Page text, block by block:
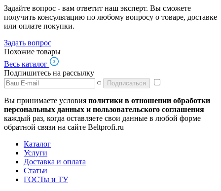
Задайте вопрос - вам ответит наш эксперт. Вы сможете
получить консультацию по любому вопросу о товаре, доставке
или оплате покупки.
Задать вопрос
Похожие товары
Весь каталог
Подпишитесь на рассылку
Подписаться
Вы принимаете условия политики в отношении обработки
персональных данных и пользовательского соглашения
каждый раз, когда оставляете свои данные в любой форме
обратной связи на сайте Beltprofi.ru
Каталог
Услуги
Доставка и оплата
Статьи
ГОСТы и ТУ